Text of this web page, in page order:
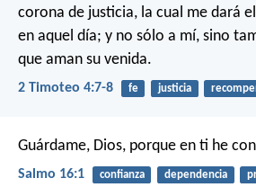
corona de justicia, la cual me dará
en aquel día; y no sólo a mí, sino
que aman su venida.
2 Timoteo 4:7-8 fe justicia
Guárdame, Dios, porque en ti he
Salmo 16:1 confianza dependencia